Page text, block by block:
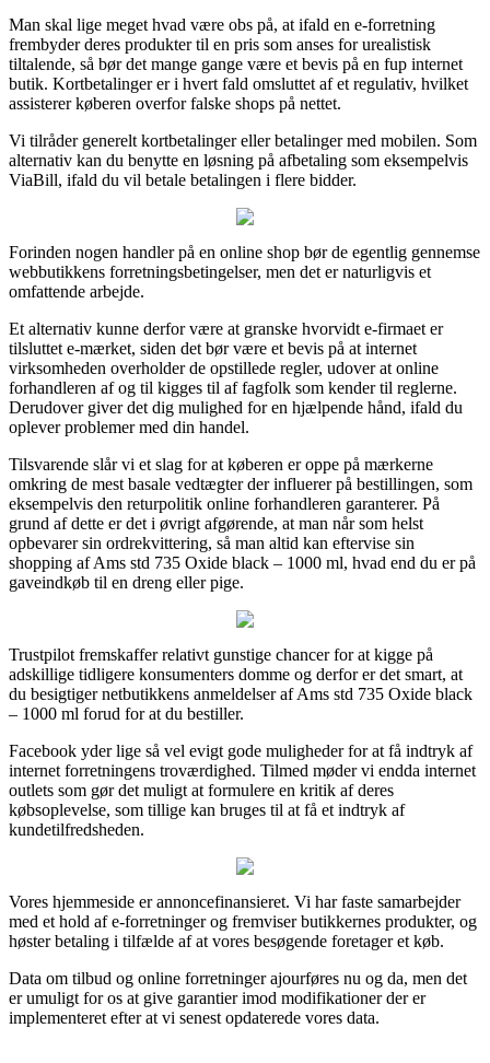
Man skal lige meget hvad være obs på, at ifald en e-forretning
frembyder deres produkter til en pris som anses for urealistisk
tiltalende, så bør det mange gange være et bevis på en fup internet
butik. Kortbetalinger er i hvert fald omsluttet af et regulativ, hvilket
assisterer køberen overfor falske shops på nettet.
Vi tilråder generelt kortbetalinger eller betalinger med mobilen. Som
alternativ kan du benytte en løsning på afbetaling som eksempelvis
ViaBill, ifald du vil betale betalingen i flere bidder.
Forinden nogen handler på en online shop bør de egentlig gennemse
webbutikkens forretningsbetingelser, men det er naturligvis et
omfattende arbejde.
Et alternativ kunne derfor være at granske hvorvidt e-firmaet er
tilsluttet e-mærket, siden det bør være et bevis på at internet
virksomheden overholder de opstillede regler, udover at online
forhandleren af og til kigges til af fagfolk som kender til reglerne.
Derudover giver det dig mulighed for en hjælpende hånd, ifald du
oplever problemer med din handel.
Tilsvarende slår vi et slag for at køberen er oppe på mærkerne
omkring de mest basale vedtægter der influerer på bestillingen, som
eksempelvis den returpolitik online forhandleren garanterer. På
grund af dette er det i øvrigt afgørende, at man når som helst
opbevarer sin ordrekvittering, så man altid kan eftervise sin
shopping af Ams std 735 Oxide black – 1000 ml, hvad end du er på
gaveindkøb til en dreng eller pige.
Trustpilot fremskaffer relativt gunstige chancer for at kigge på
adskillige tidligere konsumenters domme og derfor er det smart, at
du besigtiger netbutikkens anmeldelser af Ams std 735 Oxide black
– 1000 ml forud for at du bestiller.
Facebook yder lige så vel evigt gode muligheder for at få indtryk af
internet forretningens troværdighed. Tilmed møder vi endda internet
outlets som gør det muligt at formulere en kritik af deres
købsoplevelse, som tillige kan bruges til at få et indtryk af
kundetilfredsheden.
Vores hjemmeside er annoncefinansieret. Vi har faste samarbejder
med et hold af e-forretninger og fremviser butikkernes produkter, og
høster betaling i tilfælde af at vores besøgende foretager et køb.
Data om tilbud og online forretninger ajourføres nu og da, men det
er umuligt for os at give garantier imod modifikationer der er
implementeret efter at vi senest opdaterede vores data.